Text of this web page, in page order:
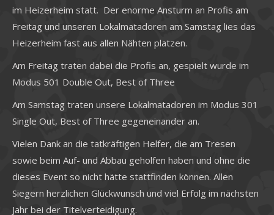
im Heizerheim statt. Der enorme Ansturm an Profis am
Freitag und unseren Lokalmatadoren am Samstag lies das
Heizerheim fast aus allen Nähten platzen.
Am Freitag traten dabei die Profis an, gespielt wurde im
Modus 501 Double Out, Best of Three
Am Samstag traten unsere Lokalmatadoren im Modus 301
Single Out, Best of Three gegeneinander an.
Vielen Dank an die tatkräftigen Helfer, die am Tresen
sowie beim Auf- und Abbau geholfen haben und ohne die
dieses Event so nicht hätte stattfinden können. Allen
Siegern herzlichen Glückwunsch und viel Erfolg im nächsten
Jahr bei der Titelverteidigung.